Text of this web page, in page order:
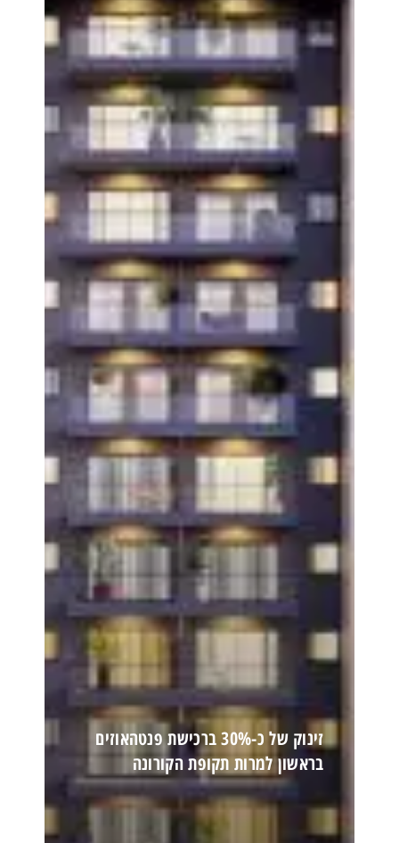
זינוק של כ-30% ברכישת פנטהאוזים
בראשון למרות תקופת הקורונה
קרא עוד